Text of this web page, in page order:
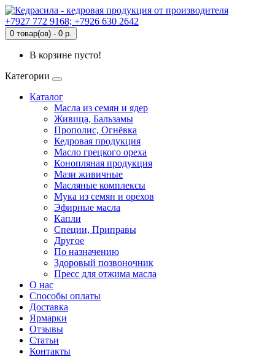
+7927 772 9168; +7926 630 2642
0 товар(ов) - 0 р.
В корзине пусто!
Категории
Каталог
Масла из семян и ядер
Живица, Бальзамы
Прополис, Огнёвка
Кедровая продукция
Масло грецкого ореха
Конопляная продукция
Мази живичные
Масляные комплексы
Мука из семян и орехов
Эфирные масла
Капли
Специи, Приправы
Другое
По назначению
Здоровый позвоночник
Пресс для отжима масла
О нас
Способы оплаты
Доставка
Ярмарки
Отзывы
Статьи
Контакты